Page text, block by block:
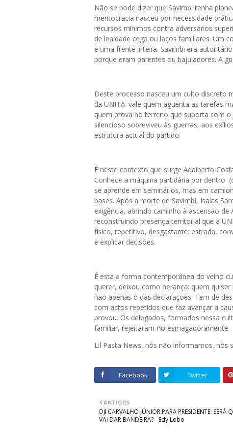
Não se pode dizer que Savimbi tenha
meritocracia nasceu por necessidade
recursos mínimos contra adversários
de lealdade cega ou laços familiares. Um
e uma frente inteira. Savimbi era
porque eram parentes ou bajuladores. A
Deste processo nasceu um culto discreto
da UNITA: vale quem aguenta as tarefas
quem prova no terreno que suporta com
silencioso sobreviveu às guerras, aos
estrutura actual do partido.
É neste contexto que surge Adalberto
Conhece a máquina partidária por dentro
se aprende em seminários, mas em
bases. Após a morte de Savimbi, Isaías
exigência, abrindo caminho à ascensão de
reconstruindo presença territorial que a
físico, repetitivo, desgastante: estrada,
e explicar decisões.
É esta a forma contemporânea do velho
querer, deixou como herança: quem
não apenas o das declarações. Tem de
com actos repetidos que faz avançar a
provou. Os delegados, formados nessa
familiar, rejeitaram-no esmagadoramente.
Lil Pasta News, nós não informamos, nós
Facebook Twitter
ANTIGOS
DJI CARVALHO JÚNIOR PARA PRESIDENTE: SERÁ
VAI DAR BANDEIRA? - Edy Lobo